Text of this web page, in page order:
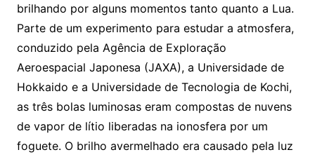
brilhando por alguns momentos tanto quanto a Lua.
Parte de um experimento para estudar a atmosfera,
conduzido pela Agência de Exploração
Aeroespacial Japonesa (JAXA), a Universidade de
Hokkaido e a Universidade de Tecnologia de Kochi,
as três bolas luminosas eram compostas de nuvens
de vapor de lítio liberadas na ionosfera por um
foguete. O brilho avermelhado era causado pela luz